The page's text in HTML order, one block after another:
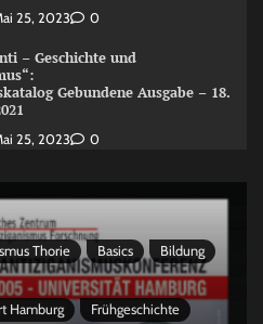
25, 2023 0
– Geschichte und
Gebundene Ausgabe – 18.
25, 2023 0
Thorie Basics
Bildung
Hamburg
Frühgeschichte